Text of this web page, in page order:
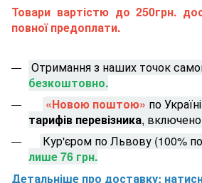
Товари вартістю до 250грн.
повної предоплати.
Отримання з наших точок
безкоштовно.
«Новою поштою» по
тарифів перевізника, включено
Кур'єром по Львову (100%
лише 76 грн.
Детальніше про доставку: